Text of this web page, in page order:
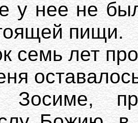
у нее не
пищи.
лет
Зосиме,